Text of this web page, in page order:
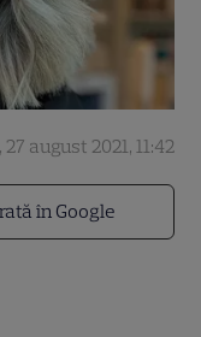
în Google
, 27 august 2021, 11:42